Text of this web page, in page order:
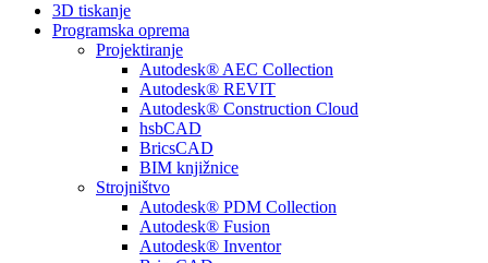
3D tiskanje
Programska oprema
Projektiranje
Autodesk® AEC Collection
Autodesk® REVIT
Autodesk® Construction Cloud
hsbCAD
BricsCAD
BIM knjižnice
Strojništvo
Autodesk® PDM Collection
Autodesk® Fusion
Autodesk® Inventor